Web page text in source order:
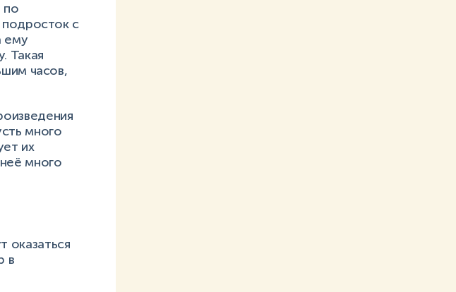
по
подросток с
ему
Такая
часов,
много
их
много
оказаться
в